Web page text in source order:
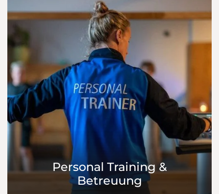
Personal Training &
Betreuung